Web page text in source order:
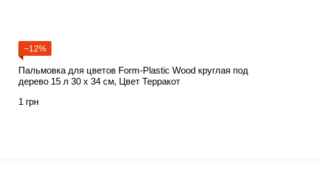
−12%
Пальмовка для цветов Form-Plastic Wood круглая под
дерево 15 л 30 х 34 см, Цвет Терракот
1 грн